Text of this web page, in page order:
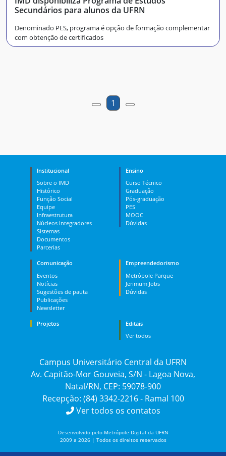
Secundários para alunos da UFRN
Denominado PES, programa é opção de formação complementar
com obtenção de certificados
1
Institucional
Sobre o IMD
Histórico
Função Social
Equipe
Infraestrutura
Núcleos Integradores
Sistemas
Documentos
Parcerias
Ensino
Curso Técnico
Graduação
Pós-graduação
PES
MOOC
Dúvidas
Comunicação
Eventos
Notícias
Sugestões de pauta
Publicações
Newsletter
Empreendedorismo
Metrópole Parque
Jerimum Jobs
Dúvidas
Projetos
Editais
Ver todos
Campus Universitário Central da UFRN
Av. Capitão-Mor Gouveia, S/N - Lagoa Nova,
Natal/RN, CEP: 59078-900
Recepção: (84) 3342-2216 - Ramal 100
Ver todos os contatos
Desenvolvido pelo Metrópole Digital da UFRN
2009 a 2026 | Todos os direitos reservados